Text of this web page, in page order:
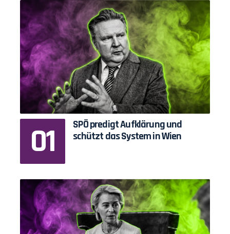
SPÖ predigt Aufklärung und
schützt das System in Wien